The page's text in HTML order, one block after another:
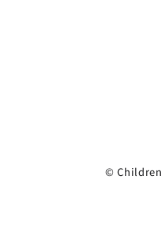
©